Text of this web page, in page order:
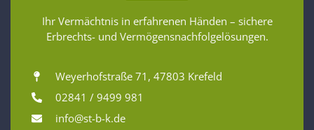
Ihr Vermächtnis in erfahrenen Händen – sichere
Erbrechts- und Vermögensnachfolgelösungen.
Weyerhofstraße 71, 47803 Krefeld
02841 / 9499 981
info@st-b-k.de